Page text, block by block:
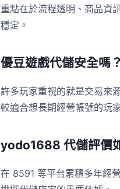
重點在於流程透明、商品資
穩定。
優豆遊戲代儲安全嗎？
許多玩家重視的就是交易來
較適合想長期經營帳號的玩
yodo1688 代儲評價
在 8591 等平台累積多年經